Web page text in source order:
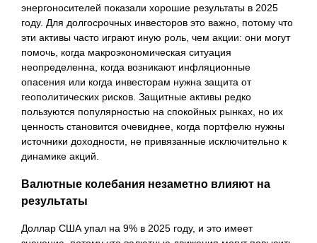
энергоносителей показали хорошие результаты в 2025
году. Для долгосрочных инвесторов это важно, потому что
эти активы часто играют иную роль, чем акции: они могут
помочь, когда макроэкономическая ситуация
неопределенна, когда возникают инфляционные
опасения или когда инвесторам нужна защита от
геополитических рисков. Защитные активы редко
пользуются популярностью на спокойных рынках, но их
ценность становится очевиднее, когда портфелю нужны
источники доходности, не привязанные исключительно к
динамике акций.
Валютные колебания незаметно влияют на
результаты
Доллар США упал на 9% в 2025 году, и это имеет